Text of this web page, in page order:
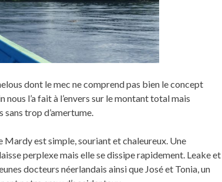
dont le mec ne comprend pas bien le concept
l’a fait à l’envers sur le montant total mais
sans trop d’amertume.
Mardy est simple, souriant et chaleureux. Une
perplexe mais elle se dissipe rapidement. Leake et
docteurs néerlandais ainsi que José et Tonia, un